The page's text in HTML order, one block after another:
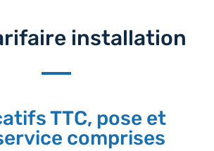
installation
TTC, pose et
comprises